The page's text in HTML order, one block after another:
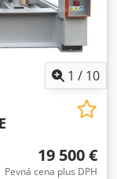
1 / 10
19 500 €
Pevná cena plus DPH